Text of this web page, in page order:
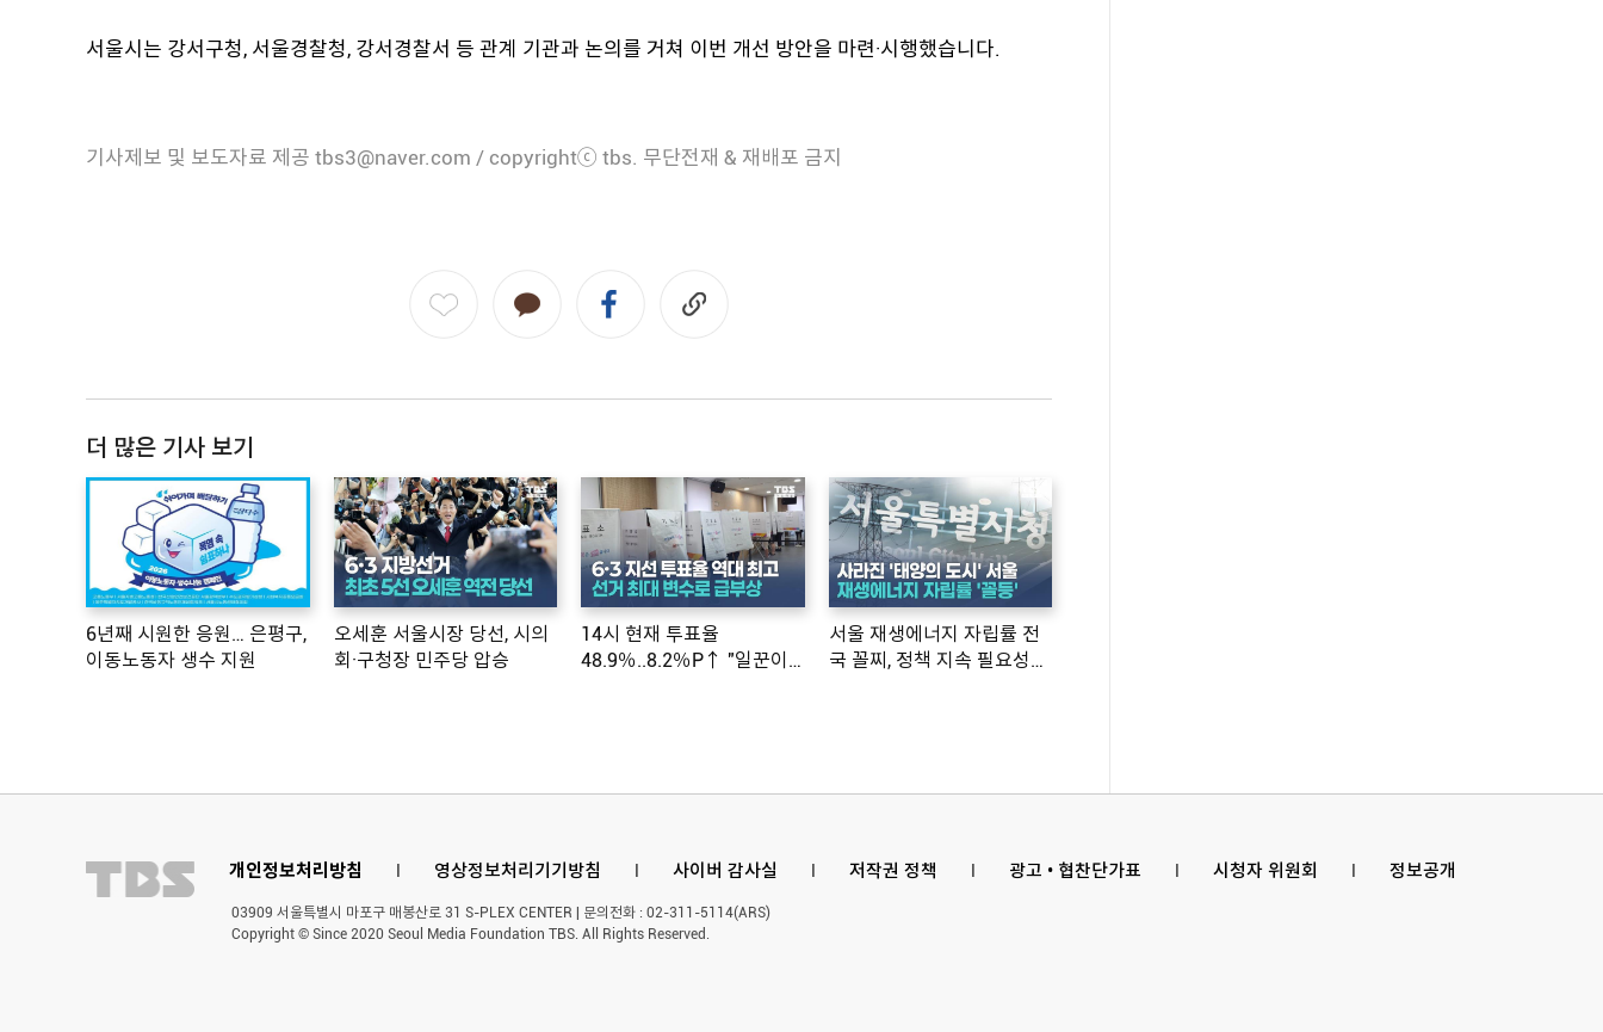
서울시는 강서구청, 서울경찰청, 강서경찰서 등 관계 기관과 논의를 거쳐 이번 개선 방안을 마련·시행했습니다.
기사제보 및 보도자료 제공 tbs3@naver.com / copyrightⓒ tbs. 무단전재 & 재배포 금지
더 많은 기사 보기
6년째 시원한 응원… 은평구,
이동노동자 생수 지원
오세훈 서울시장 당선, 시의
회·구청장 민주당 압승
14시 현재 투표율
48.9％..8.2％P↑ "일꾼이
서울 재생에너지 자립률 전
국 꼴찌, 정책 지속 필요성
개인정보처리방침 l 영상정보처리기기방침 l 사이버 감사실 l 저작권 정책 l 광고 • 협찬단가표 l 시청자 위원회 l 정보공개
03909 서울특별시 마포구 매봉산로 31 S-PLEX CENTER | 문의전화 : 02-311-5114(ARS)
Copyright © Since 2020 Seoul Media Foundation TBS. All Rights Reserved.